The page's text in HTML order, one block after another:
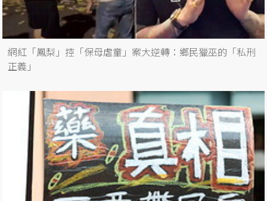
網紅「鳳梨」控「保母虐童」案大逆轉：鄉民獵巫的「私刑
正義」